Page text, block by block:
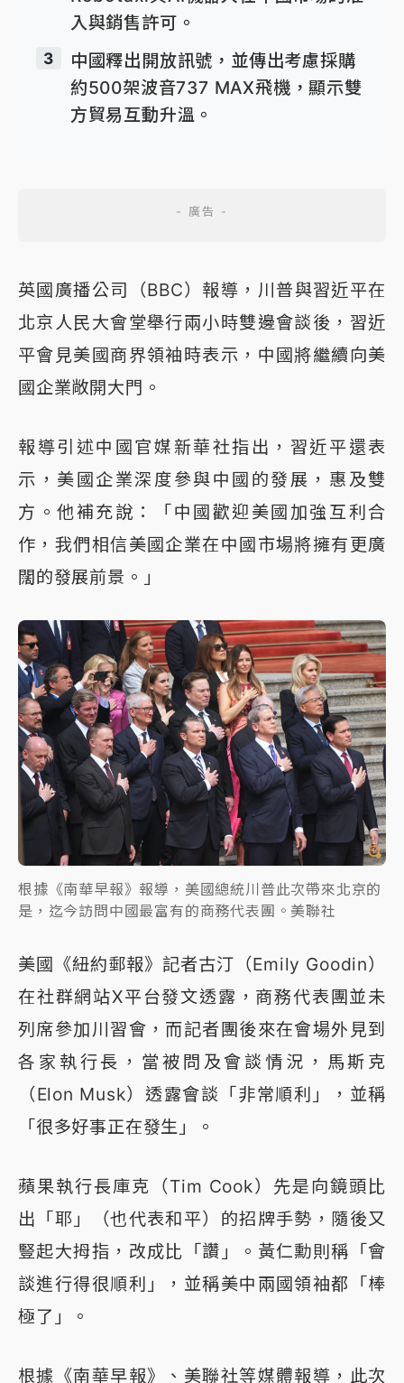
入與銷售許可。
3
中國釋出開放訊號，並傳出考慮採購
約500架波音737 MAX飛機，顯示雙
方貿易互動升溫。
英國廣播公司（BBC）報導，川普與習近平在
北京人民大會堂舉行兩小時雙邊會談後，習近
平會見美國商界領袖時表示，中國將繼續向美
國企業敞開大門。
報導引述中國官媒新華社指出，習近平還表
示，美國企業深度參與中國的發展，惠及雙
方。他補充說：「中國歡迎美國加強互利合
作，我們相信美國企業在中國市場將擁有更廣
闊的發展前景。」
根據《南華早報》報導，美國總統川普此次帶來北京的
是，迄今訪問中國最富有的商務代表團。美聯社
美國《紐約郵報》記者古汀（Emily Goodin）
在社群網站X平台發文透露，商務代表團並未
列席參加川習會，而記者團後來在會場外見到
各家執行長，當被問及會談情況，馬斯克
（Elon Musk）透露會談「非常順利」，並稱
「很多好事正在發生」。
蘋果執行長庫克（Tim Cook）先是向鏡頭比
出「耶」（也代表和平）的招牌手勢，隨後又
豎起大拇指，改成比「讚」。黃仁勳則稱「會
談進行得很順利」，並稱美中兩國領袖都「棒
極了」。
根據《南華早報》、美聯社等媒體報導，此次